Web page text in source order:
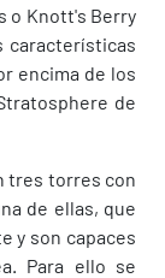
o Knott's Berry
características
encima de los
de
tres torres con
de ellas, que
y son capaces
Para ello se